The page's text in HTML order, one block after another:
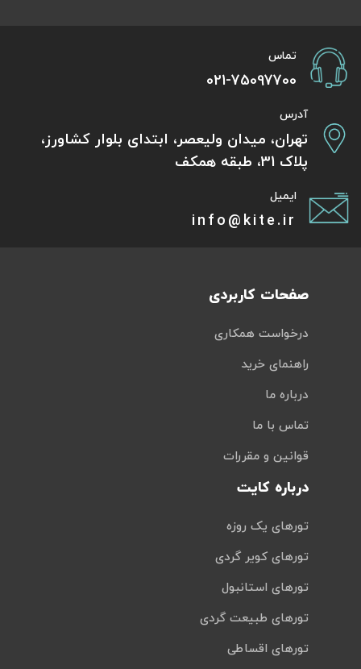
تماس
021-75097700
آدرس
تهران، میدان ولیعصر، ابتدای بلوار کشاورز،
پلاک 31، طبقه همکف
ایمیل
info@kite.ir
صفحات کاربردی
درخواست همکاری
راهنمای خرید
درباره ما
تماس با ما
قوانین و مقررات
درباره کایت
تورهای یک روزه
تورهای کویر گردی
تورهای استانبول
تورهای طبیعت گردی
تورهای اقساطی